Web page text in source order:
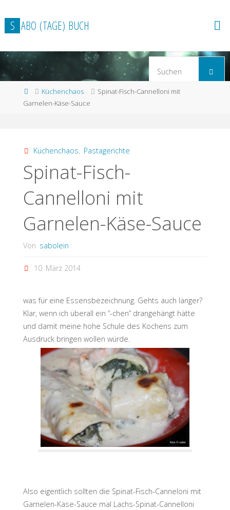
Inhalt
springen
S ABO (TAGE) BUCH
Suchen
StartKüchenchaos
Spinat-Fisch-Cannelloni mit
Garnelen-Käse-Sauce
Küchenchaos, Pastagerichte
Spinat-Fisch-
Cannelloni mit
Garnelen-Käse-Sauce
Von sabolein
10. März 2014
was für eine Essensbezeichnung. Gehts auch länger?
Klar, wenn ich überall ein “-chen” drangehängt hätte
und damit meine hohe Schule des Kochens zum
Ausdruck bringen wollen würde.
Also eigentlich sollten die Spinat-Fisch-Canneloni mit
Garnelen-Käse-Sauce mal Lachs-Spinat-Cannelloni